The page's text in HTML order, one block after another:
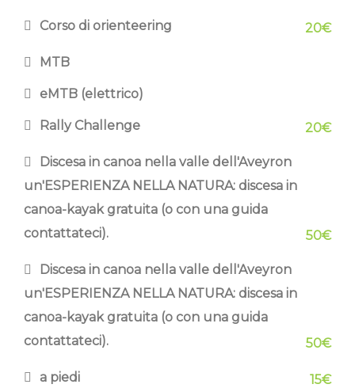
Corso di orienteering 20€
MTB
eMTB (elettrico)
Rally Challenge 20€
Discesa in canoa nella valle dell'Aveyron
un'ESPERIENZA NELLA NATURA: discesa in
canoa-kayak gratuita (o con una guida
contattateci).
50€
Discesa in canoa nella valle dell'Aveyron
un'ESPERIENZA NELLA NATURA: discesa in
canoa-kayak gratuita (o con una guida
contattateci).
50€
a piedi 15€